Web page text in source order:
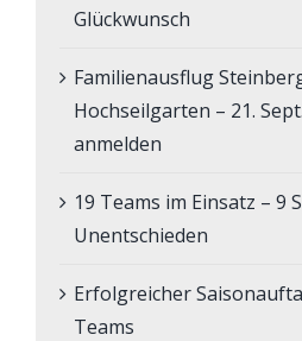
Glückwunsch
Familienausflug
Hochseilgarten – 21.
anmelden
19 Teams im Einsatz – 9
Unentschieden
Erfolgreicher
Teams